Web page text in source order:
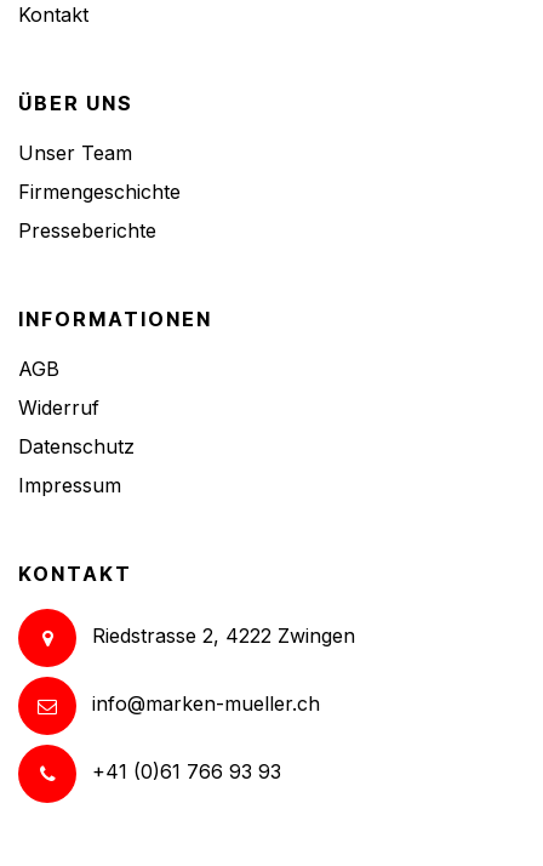
Kontakt
ÜBER UNS
Unser Team
Firmengeschichte
Presseberichte
INFORMATIONEN
AGB
Widerruf
Datenschutz
Impressum
KONTAKT
Riedstrasse 2, 4222 Zwingen
info@marken-mueller.ch
+41 (0)61 766 93 93